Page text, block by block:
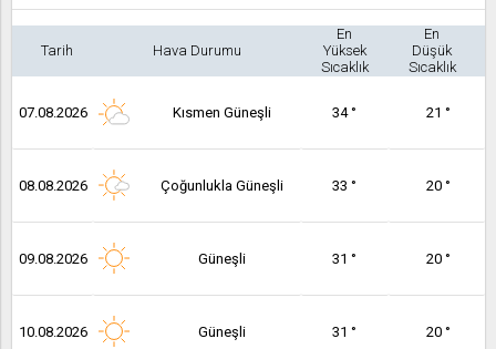
Tarih Hava Durumu
En
Yüksek
Sıcaklık
En
Düşük
Sıcaklık
07.08.2026 Kısmen Güneşli 34 ° 21 °
08.08.2026 Çoğunlukla Güneşli 33 ° 20 °
09.08.2026 Güneşli 31 ° 20 °
10.08.2026 Güneşli 31 ° 20 °